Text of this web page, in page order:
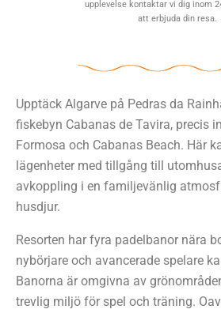
upplevelse kontaktar vi dig inom
att erbjuda din resa.
Upptäck Algarve på Pedras da
fiskebyn Cabanas de Tavira, precis
Formosa och Cabanas Beach. Här
lägenheter med tillgång till
avkoppling i en familjevänlig
husdjur.
Resorten har fyra padelbanor nära
nybörjare och avancerade spelare
Banorna är omgivna av
trevlig miljö för spel och träning.